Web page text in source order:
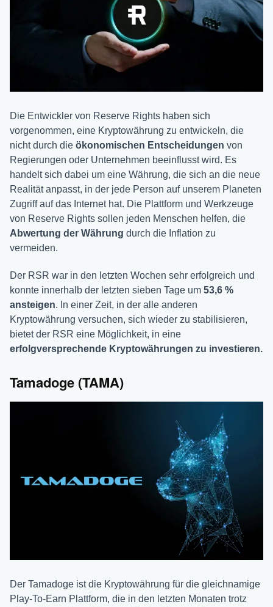
Die Entwickler von Reserve Rights haben sich
vorgenommen, eine Kryptowährung zu entwickeln, die
nicht durch die ökonomischen Entscheidungen von
Regierungen oder Unternehmen beeinflusst wird. Es
handelt sich dabei um eine Währung, die sich an die neue
Realität anpasst, in der jede Person auf unserem Planeten
Zugriff auf das Internet hat. Die Plattform und Werkzeuge
von Reserve Rights sollen jeden Menschen helfen, die
Abwertung der Währung durch die Inflation zu
vermeiden.
Der RSR war in den letzten Wochen sehr erfolgreich und
konnte innerhalb der letzten sieben Tage um 53,6 %
ansteigen. In einer Zeit, in der alle anderen
Kryptowährung versuchen, sich wieder zu stabilisieren,
bietet der RSR eine Möglichkeit, in eine
erfolgversprechende Kryptowährungen zu investieren.
Tamadoge (TAMA)
Der Tamadoge ist die Kryptowährung für die gleichnamige
Play-To-Earn Plattform, die in den letzten Monaten trotz